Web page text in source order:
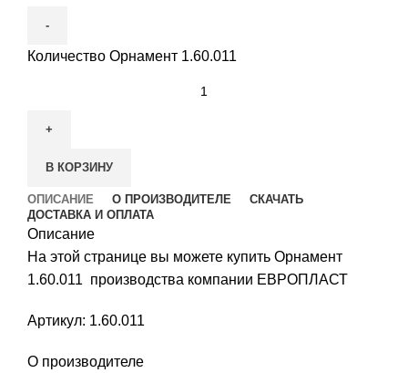
Количество Орнамент 1.60.011
В КОРЗИНУ
ОПИСАНИЕ О ПРОИЗВОДИТЕЛЕ
СКАЧАТЬ
ДОСТАВКА И ОПЛАТА
Описание
На этой странице вы можете купить Орнамент
1.60.011 производства компании ЕВРОПЛАСТ
Артикул: 1.60.011
О производителе